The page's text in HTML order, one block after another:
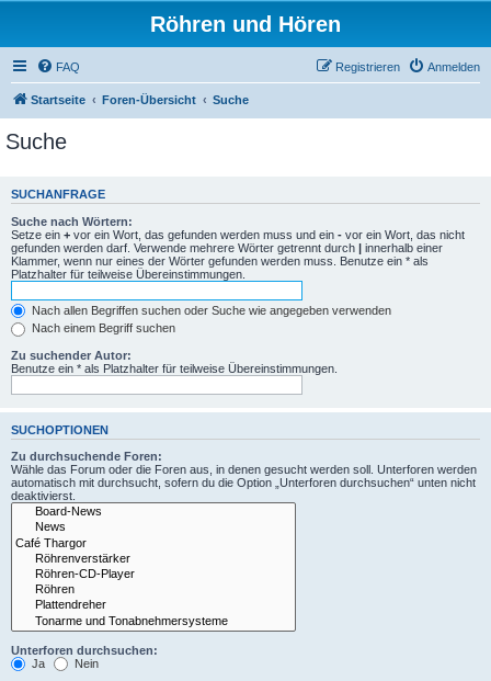
Röhren und Hören
FAQ Anmelden
Registrieren
Startseite Foren-Übersicht Suche
Suche
SUCHANFRAGE
Suche nach Wörtern:
Setze ein + vor ein Wort, das gefunden werden muss und ein - vor ein Wort, das nicht
gefunden werden darf. Verwende mehrere Wörter getrennt durch | innerhalb einer
Klammer, wenn nur eines der Wörter gefunden werden muss. Benutze ein * als
Platzhalter für teilweise Übereinstimmungen.
Nach allen Begriffen suchen oder Suche wie angegeben verwenden
Nach einem Begriff suchen
Zu suchender Autor:
Benutze ein * als Platzhalter für teilweise Übereinstimmungen.
SUCHOPTIONEN
Zu durchsuchende Foren:
Wähle das Forum oder die Foren aus, in denen gesucht werden soll. Unterforen werden
automatisch mit durchsucht, sofern du die Option „Unterforen durchsuchen“ unten nicht
deaktivierst.
Unterforen durchsuchen:
Ja
Nein